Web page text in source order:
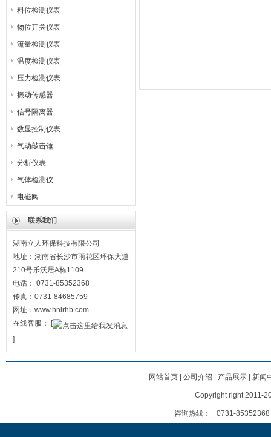
料位检测仪表
物位开关仪表
流量检测仪表
温度检测仪表
压力检测仪表
振动传感器
信号隔离器
数显控制仪表
气动敲击锤
分析仪表
气体检测仪
电磁阀
联系我们
湖南立人环保科技有限公司
地址：湖南省长沙市雨花区环保大道
210号乐沃居A栋1109
电话： 0731-85352368
传真：0731-84685759
网址：www.hnlrhb.com
在线客服：
[
]
网站首页| 公司介绍 产品展示| 新闻
Copyright right 2011-
咨询热线： 0731-85352368